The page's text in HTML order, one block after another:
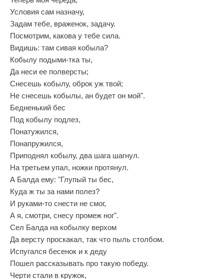
Условия сам назначу,
Задам тебе, враженок, задачу.
Посмотрим, какова у тебе сила.
Видишь: там сивая кобыла?
Кобылу подыми-тка ты,
Да неси ее полверсты;
Снесешь кобылу, оброк уж твой;
Не снесешь кобылы, ан будет он мой".
Бедненький бес
Под кобылу подлез,
Понатужился,
Понапружился,
Приподнял кобылу, два шага шагнул.
На третьем упал, ножки протянул.
А Балда ему: "Глупый ты бес,
Куда ж ты за нами полез?
И руками-то снести не смог,
А я, смотри, снесу промеж ног".
Сел Балда на кобылку верхом
Да версту проскакал, так что пыль столбом.
Испугался бесенок и к деду
Пошел рассказывать про такую победу.
Черти стали в кружок,